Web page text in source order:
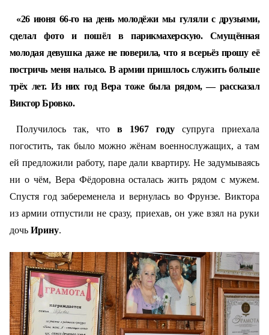
«26 июня 66-го на день молодёжи мы гуляли с друзьями,
сделал фото и пошёл в парикмахерскую. Смущённая
молодая девушка даже не поверила, что я всерьёз прошу её
постричь меня налысо. В армии пришлось служить больше
трёх лет. Из них год Вера тоже была рядом, — рассказал
Виктор Бровко.
Получилось так, чтов 1967 году супруга приехала
погостить, так было можно жёнам военнослужащих, а там
ей предложили работу, паре дали квартиру. Не задумываясь
ни о чём, Вера Фёдоровна осталась жить рядом с мужем.
Спустя год забеременела и вернулась во Фрунзе. Виктора
из армии отпустили не сразу, приехав, он уже взял на руки
дочь Ирину.